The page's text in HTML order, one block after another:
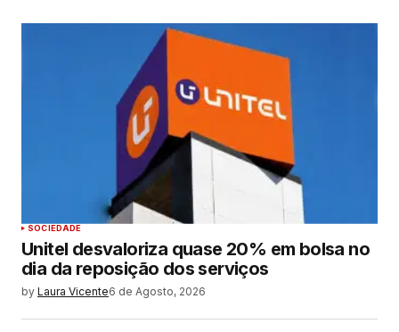
SOCIEDADE
Unitel desvaloriza quase 20% em bolsa no
dia da reposição dos serviços
by Laura Vicente6 de Agosto, 2026